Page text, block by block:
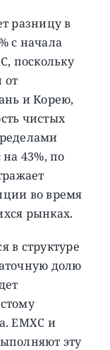
разницу в
с начала
поскольку
от
и Корею,
чистых
43%, по
во время
рынках.
в структуре
долю
EMXC и
эту